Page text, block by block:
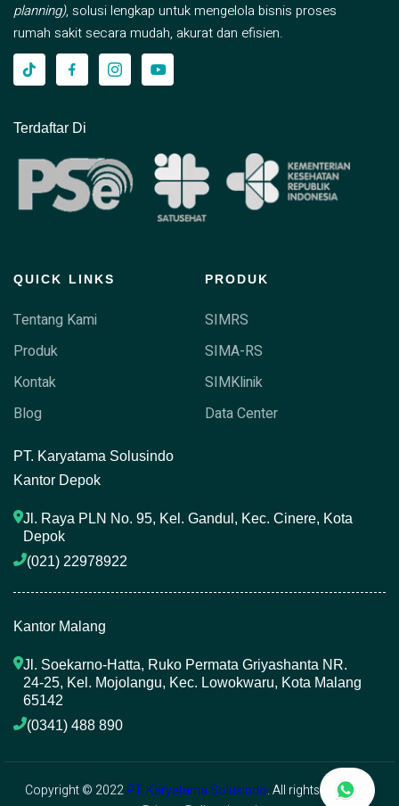
planning), solusi lengkap untuk mengelola bisnis proses
rumah sakit secara mudah, akurat dan efisien.
Terdaftar Di
QUICK LINKS
Tentang Kami
Produk
Kontak
Blog
PRODUK
SIMRS
SIMA-RS
SIMKlinik
Data Center
PT. Karyatama Solusindo
Kantor Depok
Jl. Raya PLN No. 95, Kel. Gandul, Kec. Cinere, Kota
Depok
(021) 22978922
Kantor Malang
Jl. Soekarno-Hatta, Ruko Permata Griyashanta NR.
24-25, Kel. Mojolangu, Kec. Lowokwaru, Kota Malang
65142
(0341) 488 890
Copyright © 2022PT. Karyatama Solusindo. All rights reserved.